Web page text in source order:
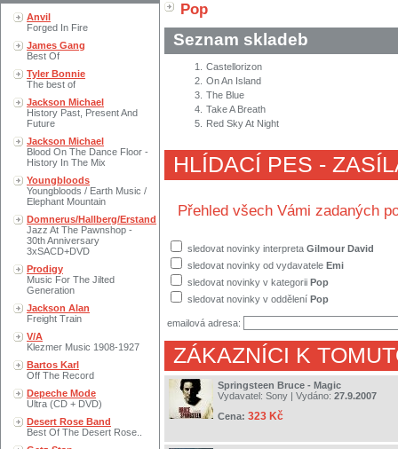
Anvil
Forged In Fire
James Gang
Best Of
Tyler Bonnie
The best of
Jackson Michael
History Past, Present And
Future
Jackson Michael
Blood On The Dance Floor -
History In The Mix
Youngbloods
Youngbloods / Earth Music /
Elephant Mountain
Domnerus/Hallberg/Erstand
Jazz At The Pawnshop -
30th Anniversary
3xSACD+DVD
Prodigy
Music For The Jilted
Generation
Jackson Alan
Freight Train
V/A
Klezmer Music 1908-1927
Bartos Karl
Off The Record
Depeche Mode
Ultra (CD + DVD)
Desert Rose Band
Best Of The Desert Rose..
Pop
Seznam skladeb
1.
Castellorizon
2. On An Island
3. The Blue
4. Take A Breath
5.
Red Sky At Night
HLÍDACÍ PES -
Přehled všech Vámi zadaných
sledovat novinky interpreta Gilmour David
sledovat novinky od vydavatele Emi
sledovat novinky v kategorii Pop
sledovat novinky v oddělení Pop
emailová adresa:
ZÁKAZNÍCI K
Springsteen Bruce - Magic
Vydavatel: Sony | Vydáno: 27.9.2007
Cena: 323 Kč